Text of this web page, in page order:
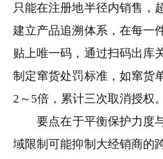
只能在注册地半径内销售，
建立产品追溯体系，在每一
贴上唯一码，通过扫码出库
制定窜货处罚标准，如窜货
2～5倍，累计三次取消授权。
要点在于平衡保护力度
域限制可能抑制大经销商的